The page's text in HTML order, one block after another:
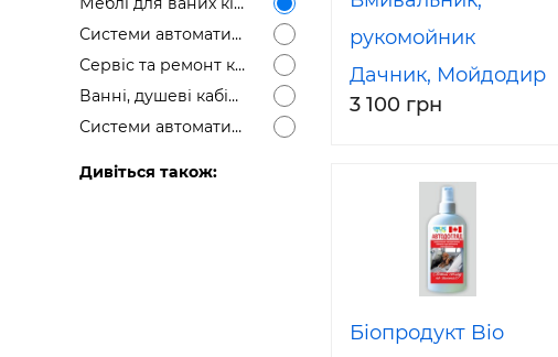
Системи автоматичного управління вентиляції
Сервіс та ремонт кондиціонерів та холодильного обладнання
Ванні, душеві кабіни
Системи автоматичного управління опалення
Дивіться також:
рукомойник
Дачник, Мойдодир
3 100 грн
Біопродукт Bio